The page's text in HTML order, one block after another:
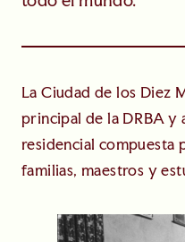
La Ciudad de los Diez
principal de la DRBA y
residencial compuesta
familias, maestros y